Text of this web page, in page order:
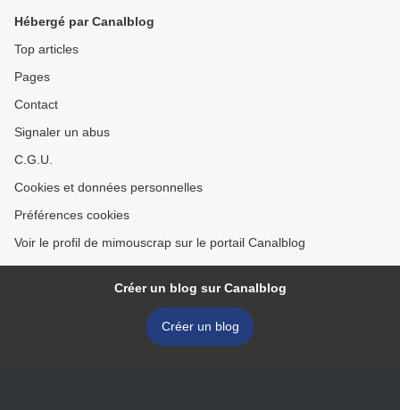
Hébergé par Canalblog
Top articles
Pages
Contact
Signaler un abus
C.G.U.
Cookies et données personnelles
Préférences cookies
Voir le profil de mimouscrap sur le portail Canalblog
Créer un blog sur Canalblog
Créer un blog